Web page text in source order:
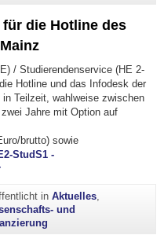
die Hotline des
/ Studierendenservice (HE 2-
Hotline und das Infodesk der
Teilzeit, wahlweise zwischen
Jahre mit Option auf
brutto) sowie
StudS1 -
in Aktuelles,
und